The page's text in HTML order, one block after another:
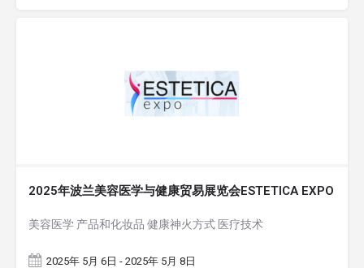
2025年波兰美容医学与健康贸易展览会ESTETICA EXPO
美容医学 产品和化妆品 健康神火方式 医疗技术
2025年 5月 6日 - 2025年 5月 8日